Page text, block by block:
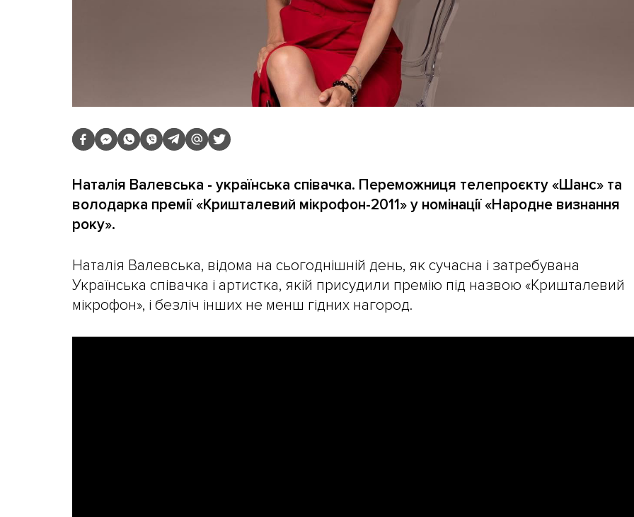
Наталія Валевська - українська співачка. Переможниця телепроєкту «Шанс» та
володарка премії «Кришталевий мікрофон-2011» у номінації «Народне визнання
року».
Наталія Валевська, відома на сьогоднішній день, як сучасна і затребувана
Українська співачка і артистка, якій присудили премію під назвою «Кришталевий
мікрофон», і безліч інших не менш гідних нагород.